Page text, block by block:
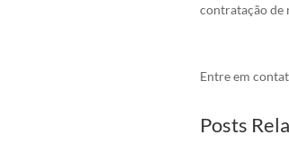
contratação de
Entre em
Posts